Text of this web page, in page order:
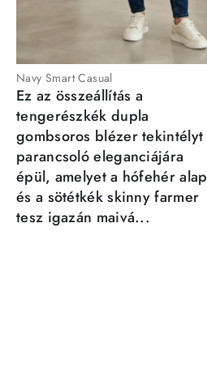
Navy Smart Casual
Ez az összeállítás a
tengerészkék dupla
gombsoros blézer tekintélyt
parancsoló eleganciájára
épül, amelyet a hófehér alap
és a sötétkék skinny farmer
tesz igazán maivá...